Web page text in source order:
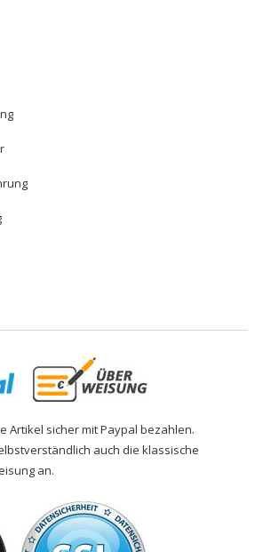
Artikel sicher mit Paypal bezahlen.
auch die klassische
an.